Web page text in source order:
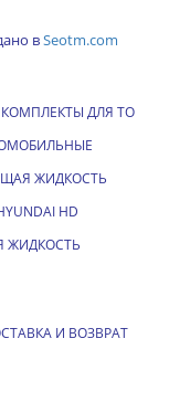
вSeotm.com
ДЛЯ ТО
ЖИДКОСТЬ
HD
ЖИДКОСТЬ
И ВОЗВРАТ